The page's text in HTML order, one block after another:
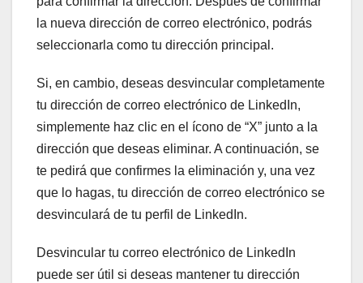
la nueva dirección de correo electrónico, podrás
seleccionarla como tu dirección principal.
Si, en cambio, deseas desvincular completamente
tu dirección de correo electrónico de LinkedIn,
simplemente haz clic en el ícono de “X” junto a la
dirección que deseas eliminar. A continuación, se
te pedirá que confirmes la eliminación y, una vez
que lo hagas, tu dirección de correo electrónico se
desvinculará de tu perfil de LinkedIn.
Desvincular tu correo electrónico de LinkedIn
puede ser útil si deseas mantener tu dirección